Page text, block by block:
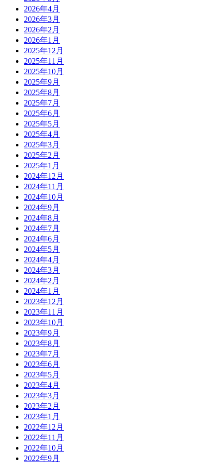
2026年4月
2026年3月
2026年2月
2026年1月
2025年12月
2025年11月
2025年10月
2025年9月
2025年8月
2025年7月
2025年6月
2025年5月
2025年4月
2025年3月
2025年2月
2025年1月
2024年12月
2024年11月
2024年10月
2024年9月
2024年8月
2024年7月
2024年6月
2024年5月
2024年4月
2024年3月
2024年2月
2024年1月
2023年12月
2023年11月
2023年10月
2023年9月
2023年8月
2023年7月
2023年6月
2023年5月
2023年4月
2023年3月
2023年2月
2023年1月
2022年12月
2022年11月
2022年10月
2022年9月